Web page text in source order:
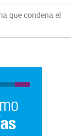
que condena el